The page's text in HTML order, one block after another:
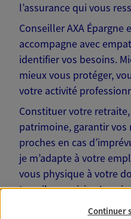
l’assurance qui vous
Conseiller AXA Épargne
accompagne avec
identifier vos besoins.
mieux vous protéger,
votre activité
Constituer votre
patrimoine, garantir vos
proches en cas
je m’adapte à votre
vous physique à votre
travail, une visio. Je
Continuer